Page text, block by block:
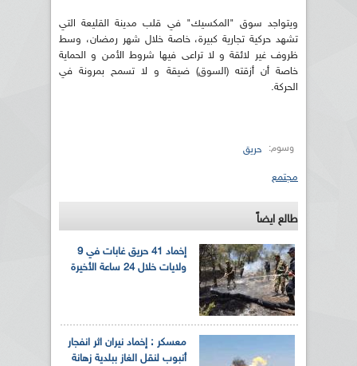
ويتواجد سوق "المكسيك" في قلب مدينة القليعة التي
تشهد حركية تجارية كبيرة، خاصة خلال شهر رمضان، وسط
ظروف غير لائقة و لا تراعى فيها شروط الأمن و الحماية
خاصة أن أزقته (السوق) ضيقة و لا تسمح بمرونة في
الحركة.
وسوم: حريق
مجتمع
طالع ايضاً
إخماد 41 حريق غابات في 9
ولايات خلال 24 ساعة الأخيرة
معسكر : إخماد نيران اثر انفجار
أنبوب لنقل الغاز ببلدية زهانة